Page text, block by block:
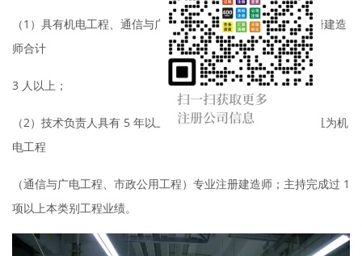
（1）具有机电工程、通信与广电工程、市政公用工程专业注册建造
师合计
3 人以上；
（2）技术负责人具有 5 年以上从事施工技术管理工作经历，且为机
电工程
（通信与广电工程、市政公用工程）专业注册建造师；主持完成过 1
项以上本类别工程业绩。